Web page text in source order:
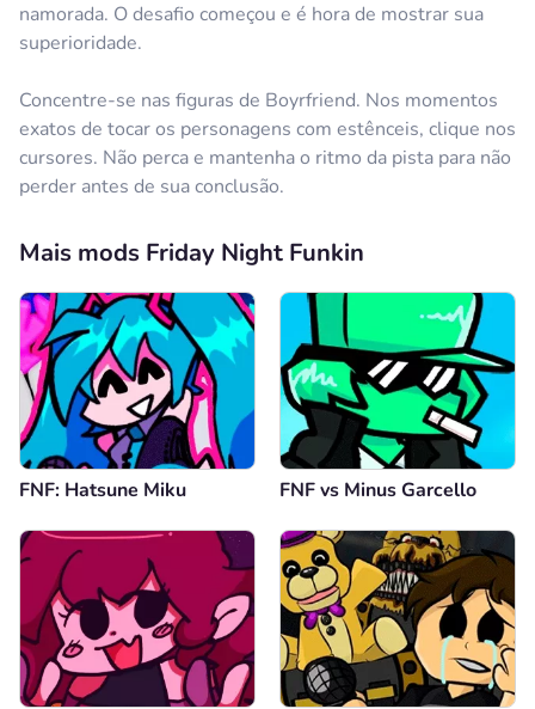
namorada. O desafio começou e é hora de mostrar sua
superioridade.
Concentre-se nas figuras de Boyrfriend. Nos momentos
exatos de tocar os personagens com estênceis, clique nos
cursores. Não perca e mantenha o ritmo da pista para não
perder antes de sua conclusão.
Mais mods Friday Night Funkin
FNF: Hatsune Miku FNF vs Minus Garcello